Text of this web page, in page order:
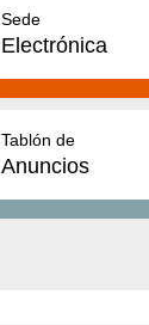
Sede
Electrónica
Tablón de
Anuncios